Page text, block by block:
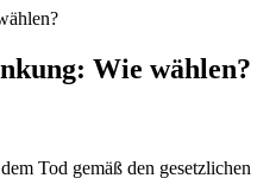
Wie wählen?
Tod gemäß den gesetzlichen